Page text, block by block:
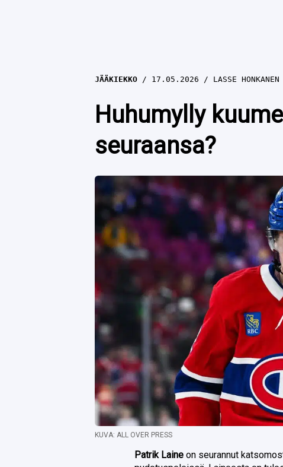
JÄÄKIEKKO 17.05.2026 LASSE HONKANEN
Huhumylly
seuraansa?
KUVA: ALL OVER PRESS
Patrik Laine on seurannut